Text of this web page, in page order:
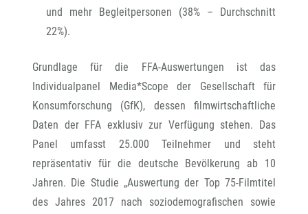
und mehr Begleitpersonen (38% – Durchschnitt
22%).
Grundlage für die FFA-Auswertungen ist das
Individualpanel Media*Scope der Gesellschaft für
Konsumforschung (GfK), dessen filmwirtschaftliche
Daten der FFA exklusiv zur Verfügung stehen. Das
Panel umfasst 25.000 Teilnehmer und steht
repräsentativ für die deutsche Bevölkerung ab 10
Jahren. Die Studie „Auswertung der Top 75-Filmtitel
des Jahres 2017 nach soziodemografischen sowie